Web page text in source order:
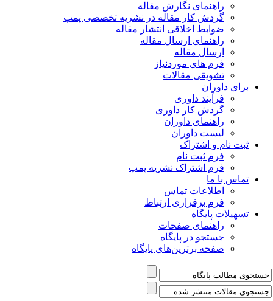
راهنمای نگارش مقاله
گردش کار مقاله در نشریه تخصصی پمپ
ضوابط اخلاقی انتشار مقاله
راهنمای ارسال مقاله
ارسال مقاله
فرم های موردنیاز
تشویقی مقالات
برای داوران
فرآیند داوری
گردش کار داوری
راهنمای داوران
لیست داوران
ثبت نام و اشتراک
فرم ثبت نام
فرم اشتراک نشریه پمپ
تماس با ما
اطلاعات تماس
فرم برقراری ارتباط
تسهیلات پایگاه
راهنمای صفحات
جستجو در پایگاه
صفحه برترین‌های پایگاه